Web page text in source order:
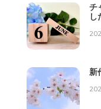
チ
し
新